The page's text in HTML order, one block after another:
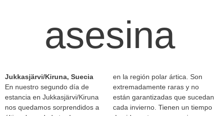
asesina
Jukkasjärvi/Kiruna, Suecia
En nuestro segundo día de
estancia en Jukkasjärvi/Kiruna
nos quedamos sorprendidos a
en la región polar ártica. Son
extremadamente raras y no
están garantizadas que sucedan
cada invierno. Tienen un tiempo